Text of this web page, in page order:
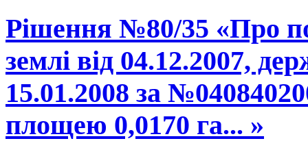
Рішення №80/35 «Про
землі від 04.12.2007,
15.01.2008 за
площею 0,0170 га... »